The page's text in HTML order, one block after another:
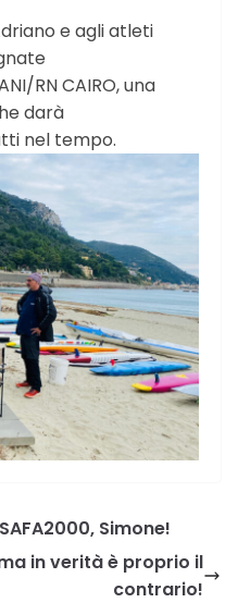
e agli atleti
RN CAIRO, una
darà
nel tempo.
Simone!
in verità è proprio il
contrario!